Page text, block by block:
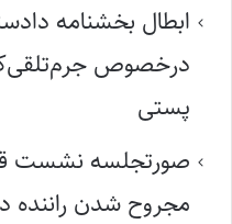
ابطال بخشنامه
درخصوص
پستی
صورتجلسه نشست
مجروح شدن راننده